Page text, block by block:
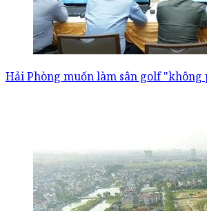
Hải Phòng muốn làm sân golf